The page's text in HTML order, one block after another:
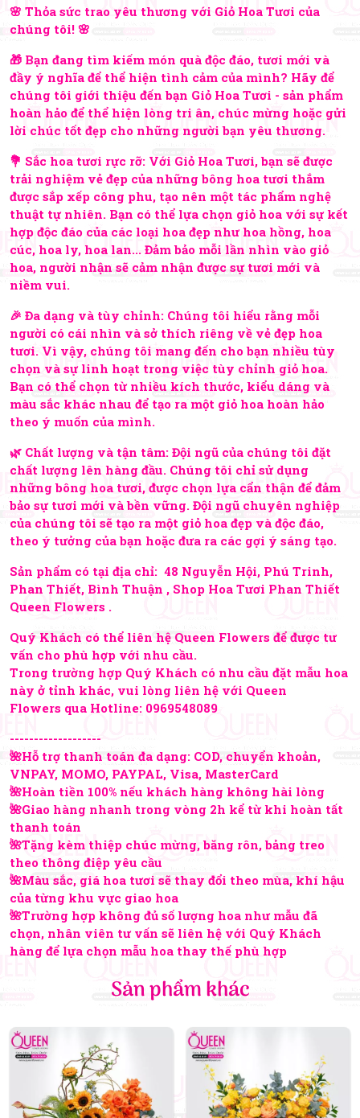
🌸 Thỏa sức trao yêu thương với Giỏ Hoa Tươi của
chúng tôi! 🌸
🎁 Bạn đang tìm kiếm món quà độc đáo, tươi mới và
đầy ý nghĩa để thể hiện tình cảm của mình? Hãy để
chúng tôi giới thiệu đến bạn Giỏ Hoa Tươi - sản phẩm
hoàn hảo để thể hiện lòng tri ân, chúc mừng hoặc gửi
lời chúc tốt đẹp cho những người bạn yêu thương.
💐 Sắc hoa tươi rực rỡ: Với Giỏ Hoa Tươi, bạn sẽ được
trải nghiệm vẻ đẹp của những bông hoa tươi thắm
được sắp xếp công phu, tạo nên một tác phẩm nghệ
thuật tự nhiên. Bạn có thể lựa chọn giỏ hoa với sự kết
hợp độc đáo của các loại hoa đẹp như hoa hồng, hoa
cúc, hoa ly, hoa lan... Đảm bảo mỗi lần nhìn vào giỏ
hoa, người nhận sẽ cảm nhận được sự tươi mới và
niềm vui.
🎉 Đa dạng và tùy chỉnh: Chúng tôi hiểu rằng mỗi
người có cái nhìn và sở thích riêng về vẻ đẹp hoa
tươi. Vì vậy, chúng tôi mang đến cho bạn nhiều tùy
chọn và sự linh hoạt trong việc tùy chỉnh giỏ hoa.
Bạn có thể chọn từ nhiều kích thước, kiểu dáng và
màu sắc khác nhau để tạo ra một giỏ hoa hoàn hảo
theo ý muốn của mình.
🌿 Chất lượng và tận tâm: Đội ngũ của chúng tôi đặt
chất lượng lên hàng đầu. Chúng tôi chỉ sử dụng
những bông hoa tươi, được chọn lựa cẩn thận để đảm
bảo sự tươi mới và bền vững. Đội ngũ chuyên nghiệp
của chúng tôi sẽ tạo ra một giỏ hoa đẹp và độc đáo,
theo ý tưởng của bạn hoặc đưa ra các gợi ý sáng tạo.
Sản phẩm có tại địa chỉ: 48 Nguyễn Hội, Phú Trinh,
Phan Thiết, Bình Thuận , Shop Hoa Tươi Phan Thiết
Queen Flowers .
Quý Khách có thể liên hệ Queen Flowers để được tư
vấn cho phù hợp với nhu cầu.
Trong trường hợp Quý Khách có nhu cầu đặt mẫu hoa
này ở tỉnh khác, vui lòng liên hệ với Queen
Flowers qua Hotline: 0969548089
-------------------
🌺Hỗ trợ thanh toán đa dạng: COD, chuyển khoản,
VNPAY, MOMO, PAYPAL, Visa, MasterCard
🌺Hoàn tiền 100% nếu khách hàng không hài lòng
🌺Giao hàng nhanh trong vòng 2h kể từ khi hoàn tất
thanh toán
🌺Tặng kèm thiệp chúc mừng, băng rôn, bảng treo
theo thông điệp yêu cầu
🌺Màu sắc, giá hoa tươi sẽ thay đổi theo mùa, khí hậu
của từng khu vực giao hoa
🌺Trường hợp không đủ số lượng hoa như mẫu đã
chọn, nhân viên tư vấn sẽ liên hệ với Quý Khách
hàng để lựa chọn mẫu hoa thay thế phù hợp
Sản phẩm khác